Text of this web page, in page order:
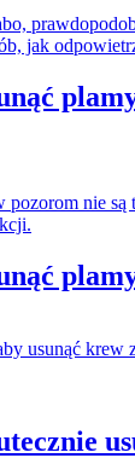
jak
pozorom nie są
usunąć krew